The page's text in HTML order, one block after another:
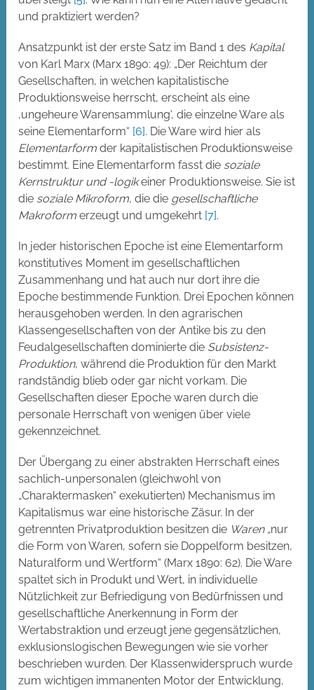
und praktiziert werden?
Ansatzpunkt ist der erste Satz im Band 1 des Kapital
von Karl Marx (Marx 1890: 49): „Der Reichtum der
Gesellschaften, in welchen kapitalistische
Produktionsweise herrscht, erscheint als eine
‚ungeheure Warensammlung‘, die einzelne Ware als
seine Elementarform“ [6]. Die Ware wird hier als
Elementarform der kapitalistischen Produktionsweise
bestimmt. Eine Elementarform fasst die soziale
Kernstruktur und -logikeiner Produktionsweise. Sie ist
die soziale Mikroform, die die gesellschaftliche
Makroform erzeugt und umgekehrt [7].
In jeder historischen Epoche ist eine Elementarform
konstitutives Moment im gesellschaftlichen
Zusammenhang und hat auch nur dort ihre die
Epoche bestimmende Funktion. Drei Epochen können
herausgehoben werden. In den agrarischen
Klassengesellschaften von der Antike bis zu den
Feudalgesellschaften dominierte die Subsistenz-
Produktion, während die Produktion für den Markt
randständig blieb oder gar nicht vorkam. Die
Gesellschaften dieser Epoche waren durch die
personale Herrschaft von wenigen über viele
gekennzeichnet.
Der Übergang zu einer abstrakten Herrschaft eines
sachlich-unpersonalen (gleichwohl von
„Charaktermasken“ exekutierten) Mechanismus im
Kapitalismus war eine historische Zäsur. In der
getrennten Privatproduktion besitzen die Waren„nur
die Form von Waren, sofern sie Doppelform besitzen,
Naturalform und Wertform“ (Marx 1890: 62). Die Ware
spaltet sich in Produkt und Wert, in individuelle
Nützlichkeit zur Befriedigung von Bedürfnissen und
gesellschaftliche Anerkennung in Form der
Wertabstraktion und erzeugt jene gegensätzlichen,
exklusionslogischen Bewegungen wie sie vorher
beschrieben wurden. Der Klassenwiderspruch wurde
zum wichtigen immanenten Motor der Entwicklung,